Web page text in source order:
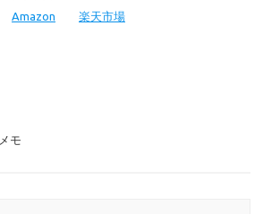
Amazon
楽天市場
メモ